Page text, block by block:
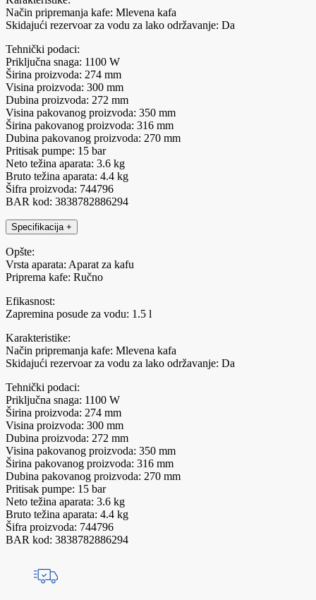
Način pripremanja kafe: Mlevena kafa
Skidajući rezervoar za vodu za lako održavanje: Da
Tehnički podaci:
Priključna snaga: 1100 W
Širina proizvoda: 274 mm
Visina proizvoda: 300 mm
Dubina proizvoda: 272 mm
Visina pakovanog proizvoda: 350 mm
Širina pakovanog proizvoda: 316 mm
Dubina pakovanog proizvoda: 270 mm
Pritisak pumpe: 15 bar
Neto težina aparata: 3.6 kg
Bruto težina aparata: 4.4 kg
Šifra proizvoda: 744796
BAR kod: 3838782886294
Specifikacija +
Opšte:
Vrsta aparata: Aparat za kafu
Priprema kafe: Ručno
Efikasnost:
Zapremina posude za vodu: 1.5 l
Karakteristike:
Način pripremanja kafe: Mlevena kafa
Skidajući rezervoar za vodu za lako održavanje: Da
Tehnički podaci:
Priključna snaga: 1100 W
Širina proizvoda: 274 mm
Visina proizvoda: 300 mm
Dubina proizvoda: 272 mm
Visina pakovanog proizvoda: 350 mm
Širina pakovanog proizvoda: 316 mm
Dubina pakovanog proizvoda: 270 mm
Pritisak pumpe: 15 bar
Neto težina aparata: 3.6 kg
Bruto težina aparata: 4.4 kg
Šifra proizvoda: 744796
BAR kod: 3838782886294